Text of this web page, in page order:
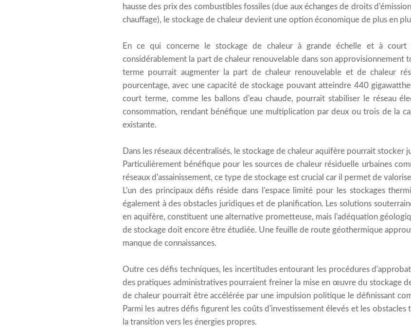
hausse des prix des combustibles fossiles (due aux échanges de droits
chauffage), le stockage de chaleur devient une option économique de plus en
En ce qui concerne le stockage de chaleur à grande échelle et à court
considérablement la part de chaleur renouvelable dans son approvisionnement
terme pourrait augmenter la part de chaleur renouvelable et de chaleur
pourcentage, avec une capacité de stockage pouvant atteindre 440
court terme, comme les ballons d'eau chaude, pourrait stabiliser le réseau
consommation, rendant bénéfique une multiplication par deux ou trois de la
existante.
Dans les réseaux décentralisés, le stockage de chaleur aquifère pourrait stocker
Particulièrement bénéfique pour les sources de chaleur résiduelle urbaines
réseaux d'assainissement, ce type de stockage est crucial car il permet de
L'un des principaux défis réside dans l'espace limité pour les stockages
également à des obstacles juridiques et de planification. Les solutions
en aquifère, constituent une alternative prometteuse, mais l'adéquation
de stockage doit encore être étudiée. Une feuille de route géothermique
manque de connaissances.
Outre ces défis techniques, les incertitudes entourant les procédures
des pratiques administratives pourraient freiner la mise en œuvre du stockage
de chaleur pourrait être accélérée par une impulsion politique le définissant
Parmi les autres défis figurent les coûts d'investissement élevés et les
la transition vers les énergies propres.